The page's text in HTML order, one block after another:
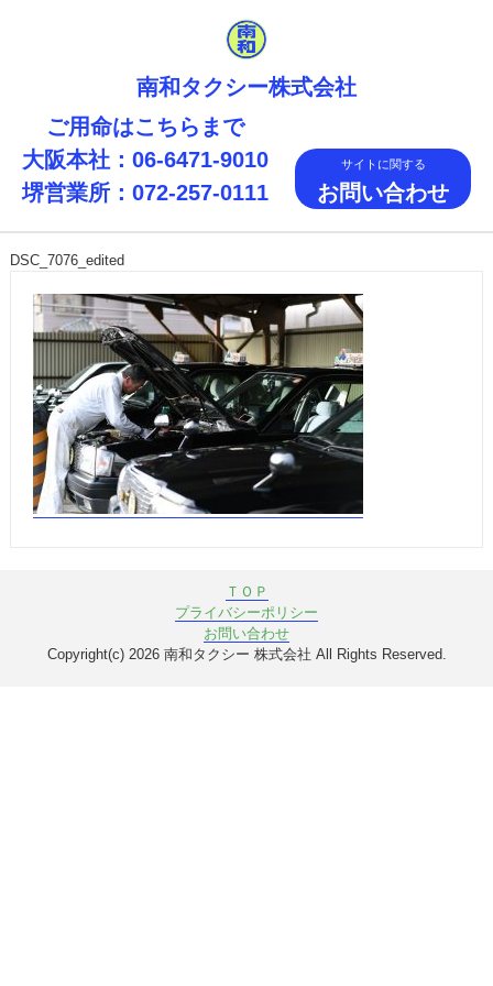
南和タクシー株式会社
ご用命はこちらまで
大阪本社：06-6471-9010
堺営業所：072-257-0111
サイトに関する
お問い合わせ
MENU
DSC_7076_edited
ＴＯＰ
プライバシーポリシー
お問い合わせ
Copyright(c) 2026 南和タクシー 株式会社 All Rights Reserved.